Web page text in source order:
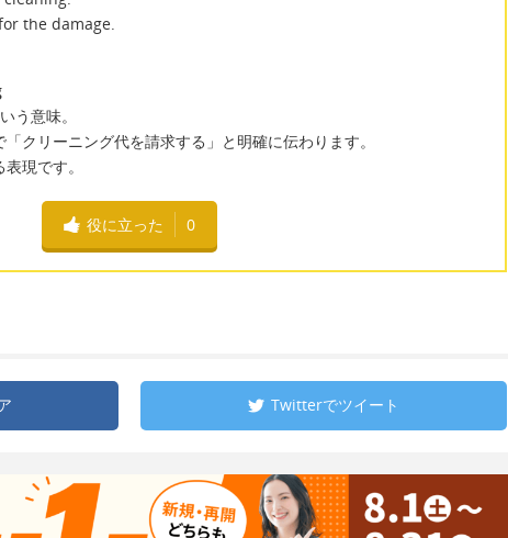
the damage.
う意味。
クリーニング代を請求する」と明確に伝わります。
現です。
役に立った 0
Twitterでツイート